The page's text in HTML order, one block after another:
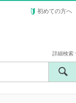
初めての方へ
詳細検索